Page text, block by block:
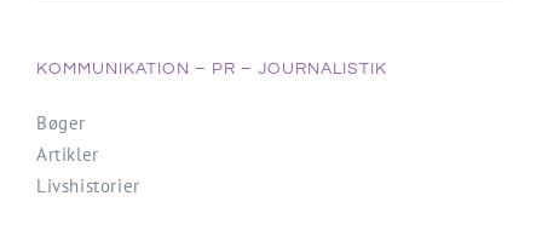
KOMMUNIKATION – PR – JOURNALISTIK
Bøger
Artikler
Livshistorier